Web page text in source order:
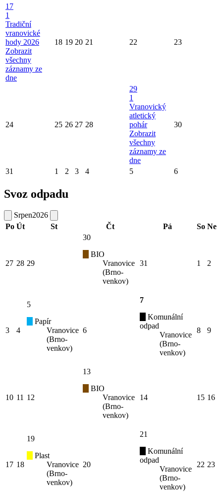
17
1
Tradiční
vranovické
hody 2026
Zobrazit
všechny
záznamy ze
dne
18 19 20 21 22 23
24 25 26 27 28
29
1
Vranovický
atletický
pohár
Zobrazit
všechny
záznamy ze
dne
30
31 1 2 3 4 5 6
Svoz odpadu
Srpen2026
Po Út St Čt Pá So Ne
27 28 29
30
BIO
Vranovice
(Brno-
venkov)
31 1 2
3 4
5
Papír
Vranovice
(Brno-
venkov)
6
7
Komunální
odpad
Vranovice
(Brno-
venkov)
8 9
10 11 12
13
BIO
Vranovice
(Brno-
venkov)
14 15 16
17 18
19
Plast
Vranovice
(Brno-
venkov)
20
21
Komunální
odpad
Vranovice
(Brno-
venkov)
22 23